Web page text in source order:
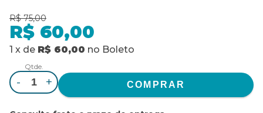
R$ 75,00
R$ 60,00
1 x de R$ 60,00 no Boleto
Qtde.
- +